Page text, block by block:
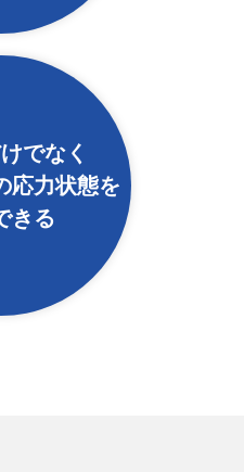
でなく
応力状態を
きる